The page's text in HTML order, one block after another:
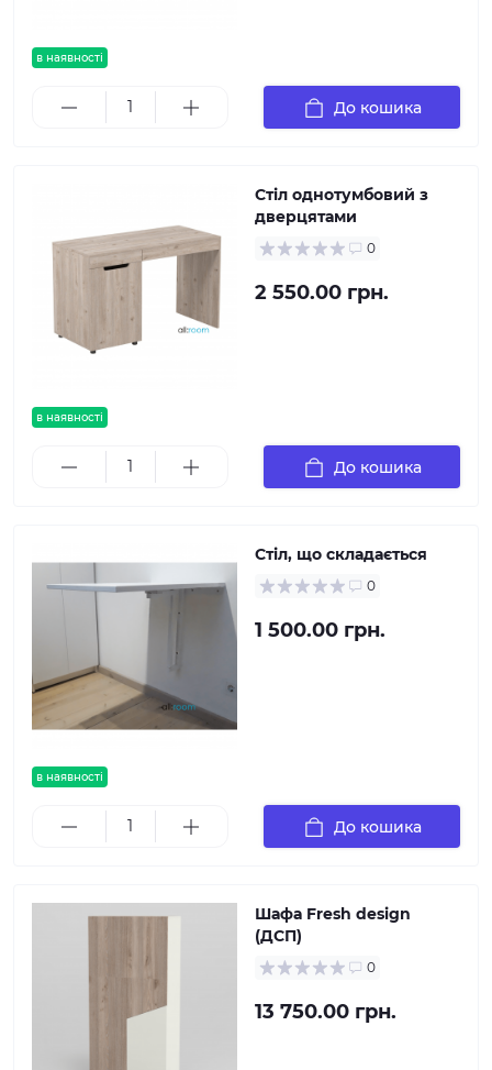
в наявності
До кошика
в наявності
Стіл однотумбовий з
дверцятами
0
2 550.00 грн.
До кошика
в наявності
Стіл, що складається
0
1 500.00 грн.
До кошика
Шафа Fresh design
(ДСП)
0
13 750.00 грн.